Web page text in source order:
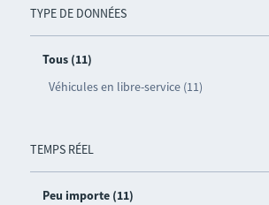
TYPE DE DONNÉES
Tous (11)
Véhicules en libre-service (11)
TEMPS RÉEL
Peu importe (11)